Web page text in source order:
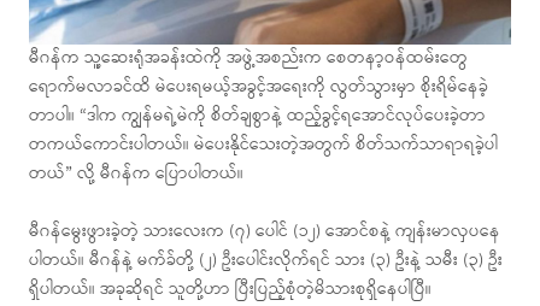
မီဂန်က သူ့ဆေးရုံအခန်းထဲကို အဖွဲ့အစည်းက စေတနာ့ဝန်ထမ်းတွေ
ရောက်မလာခင်ထိ မဲပေးရမယ့်အခွင့်အရေးကို လွတ်သွားမှာ စိုးရိမ်နေခဲ့
တာပါ။ “ဒါက ကျွန်မရဲ့မဲကို စိတ်ချစွာနဲ့ ထည့်ခွင့်ရအောင်လုပ်ပေးခဲ့တာ
တကယ်ကောင်းပါတယ်။ မဲပေးနိုင်သေးတဲ့အတွက် စိတ်သက်သာရာရခဲ့ပါ
တယ်” လို့ မီဂန်က ပြောပါတယ်။
မီဂန်မွေးဖွားခဲ့တဲ့ သားလေးက (၇) ပေါင် (၁၂) အောင်စနဲ့ ကျန်းမာလှပနေ
ပါတယ်။ မီဂန်နဲ့ မက်ခ်တို့ (၂) ဦးပေါင်းလိုက်ရင် သား (၃) ဦးနဲ့ သမီး (၃) ဦး
ရှိပါတယ်။ အခုဆိုရင် သူတို့ဟာ ပြီးပြည့်စုံတဲ့မိသားစုရှိနေပါပြီ။